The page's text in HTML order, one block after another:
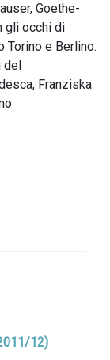
Goethe-
gli occhi di
Torino e Berlino.
del
Franziska
12)